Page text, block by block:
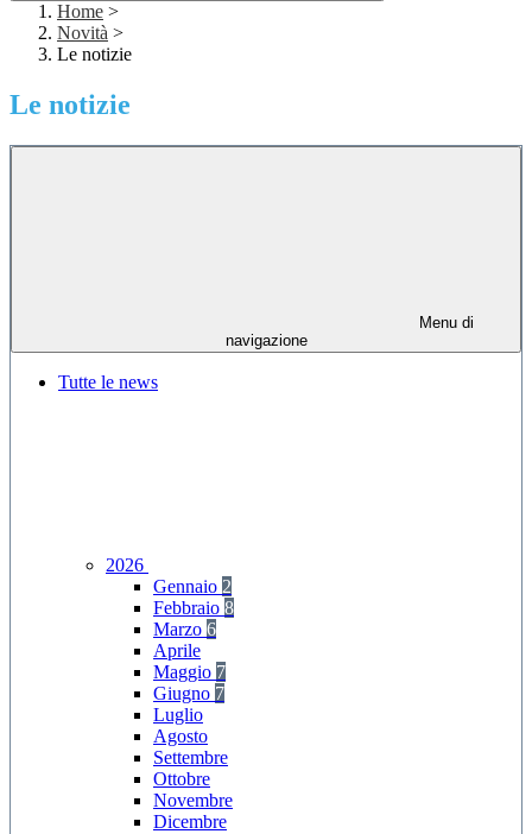
Home >
Novità >
Le notizie
Le notizie
Menu di
navigazione
Tutte le news
2026
Gennaio 2
Febbraio 8
Marzo 6
Aprile
Maggio 7
Giugno 7
Luglio
Agosto
Settembre
Ottobre
Novembre
Dicembre